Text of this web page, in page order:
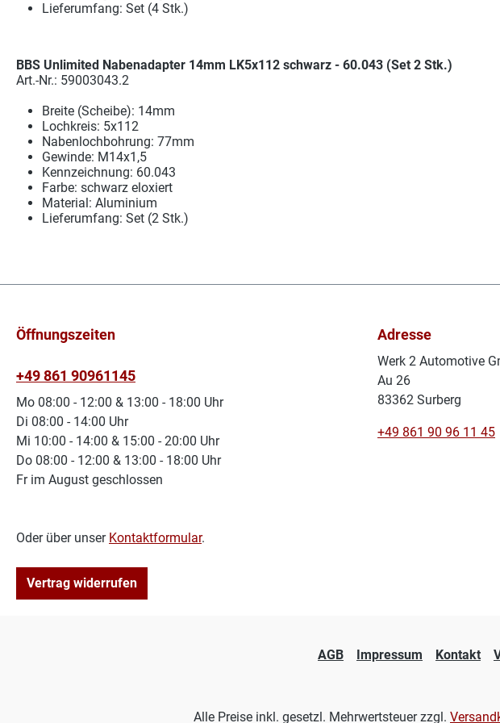
Lieferumfang: Set (4 Stk.)
BBS Unlimited Nabenadapter 14mm LK5x112 schwarz - 60.043 (Set 2 Stk.)
Art.-Nr.: 59003043.2
Breite (Scheibe): 14mm
Lochkreis: 5x112
Nabenlochbohrung: 77mm
Gewinde: M14x1,5
Kennzeichnung: 60.043
Farbe: schwarz eloxiert
Material: Aluminium
Lieferumfang: Set (2 Stk.)
Öffnungszeiten
+49 861 90961145
Mo 08:00 - 12:00 & 13:00 - 18:00 Uhr
Di 08:00 - 14:00 Uhr
Mi 10:00 - 14:00 & 15:00 - 20:00 Uhr
Do 08:00 - 12:00 & 13:00 - 18:00 Uhr
Fr im August geschlossen
Oder über unser Kontaktformular.
Vertrag widerrufen
Adresse
Werk 2 Automotive
Au 26
83362 Surberg
+49 861 90 96 11 45
AGB Impressum Kontakt
Alle Preise inkl. gesetzl. Mehrwertsteuer zzgl.